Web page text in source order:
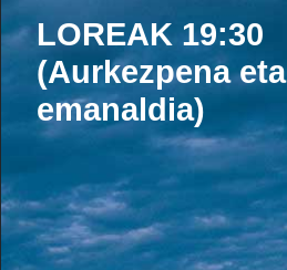
LOREAK 19:30
(Aurkezpena eta
emanaldia)